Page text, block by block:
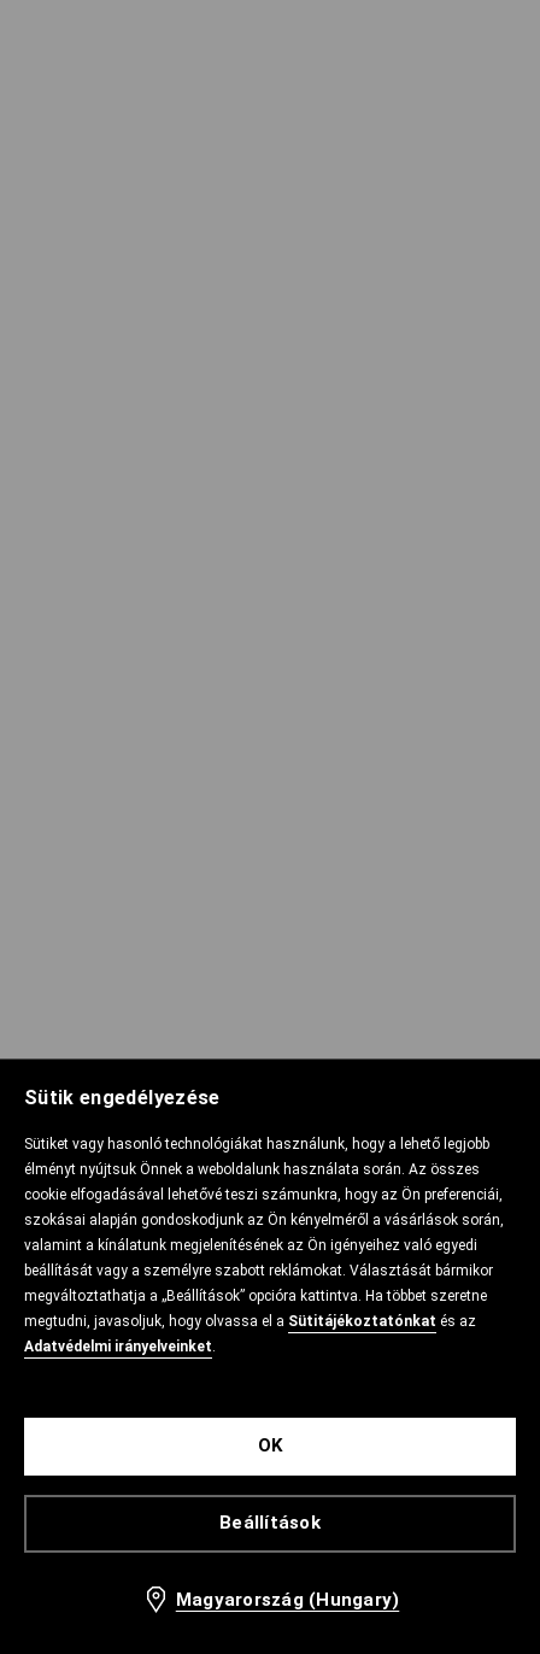
Sütik engedélyezése
Sütiket vagy hasonló technológiákat használunk, hogy a lehető legjobb
élményt nyújtsuk Önnek a weboldalunk használata során. Az összes
cookie elfogadásával lehetővé teszi számunkra, hogy az Ön preferenciái,
szokásai alapján gondoskodjunk az Ön kényelméről a vásárlások során,
valamint a kínálatunk megjelenítésének az Ön igényeihez való egyedi
beállítását vagy a személyre szabott reklámokat. Választását bármikor
megváltoztathatja a „Beállítások” opcióra kattintva. Ha többet szeretne
megtudni, javasoljuk, hogy olvassa el a Sütitájékoztatónkat és az
Adatvédelmi irányelveinket.
Beállítások
OK
Magyarország (Hungary)